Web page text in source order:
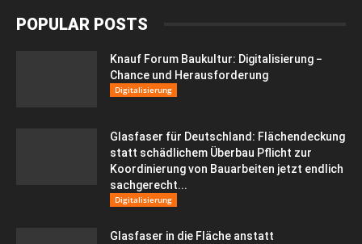
POPULAR POSTS
Knauf Forum Baukultur: Digitalisierung −
Chance und Herausforderung
Digitalisierung
Glasfaser für Deutschland: Flächendeckung
statt schädlichem Überbau Pflicht zur
Koordinierung von Bauarbeiten jetzt endlich
sachgerecht...
Digitalisierung
Glasfaser in die Fläche anstatt